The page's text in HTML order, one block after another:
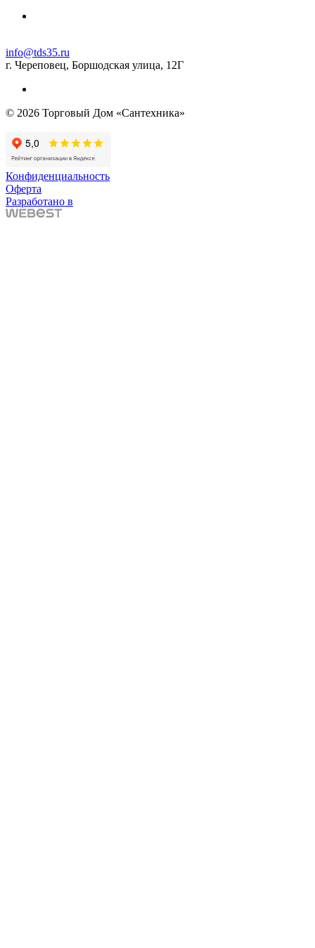
info@tds35.ru
г. Череповец, Боршодская улица, 12Г
© 2026 Торговый Дом «Сантехника»
Конфиденциальность
Оферта
Разработано в